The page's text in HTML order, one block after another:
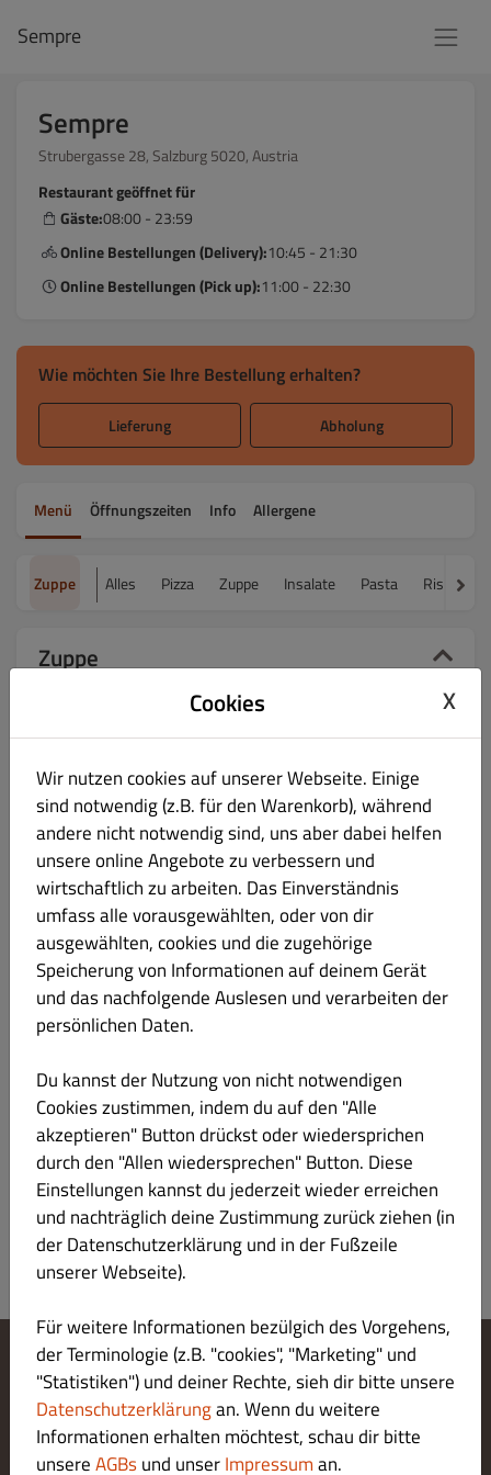
Sempre
Sempre
Strubergasse 28, Salzburg 5020, Austria
Restaurant geöffnet für
Gäste:08:00 - 23:59
Online Bestellungen (Delivery):10:45 - 21:30
Online Bestellungen (Pick up):11:00 - 22:30
Wie möchten Sie Ihre Bestellung erhalten?
Lieferung Abholung
Menü Öffnungszeiten Info Allergene
Zuppe Alles Pizza Zuppe Insalate Pasta Risotto
Zuppe
Zupa di Pomodoro
Tomatencreme mit Burrata, gerösteter Paprika
und Croutons
Minestrone
Gemüsesuppe und Croutons
Cacciucco alla Livornese € 19.90
Fischsuppe nach Livorno Art
Cookie-Einstellungen ändern
Kontaktiere uns
Datenschutzerklärung
Allgemeine Geschäftsbedingungen
Cookies X
Wir nutzen cookies auf unserer Webseite. Einige
sind notwendig (z.B. für den Warenkorb), während
andere nicht notwendig sind, uns aber dabei helfen
unsere online Angebote zu verbessern und
wirtschaftlich zu arbeiten. Das Einverständnis
umfass alle vorausgewählten, oder von dir
ausgewählten, cookies und die zugehörige
Speicherung von Informationen auf deinem Gerät
und das nachfolgende Auslesen und verarbeiten der
persönlichen Daten.
Du kannst der Nutzung von nicht notwendigen
Cookies zustimmen, indem du auf den "Alle
akzeptieren" Button drückst oder wiedersprichen
durch den "Allen wiedersprechen" Button. Diese
Einstellungen kannst du jederzeit wieder erreichen
und nachträglich deine Zustimmung zurück ziehen (in
der Datenschutzerklärung und in der Fußzeile
unserer Webseite).
Für weitere Informationen bezülgich des Vorgehens,
der Terminologie (z.B. "cookies", "Marketing" und
"Statistiken") und deiner Rechte, sieh dir bitte unsere
Datenschutzerklärungan. Wenn du weitere
Informationen erhalten möchtest, schau dir bitte
unsereAGBsund unserImpressuman.